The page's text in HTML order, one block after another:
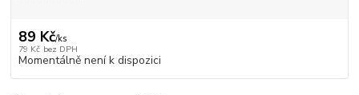
89 Kč/ks
79 Kč bez DPH
Momentálně není k dispozici